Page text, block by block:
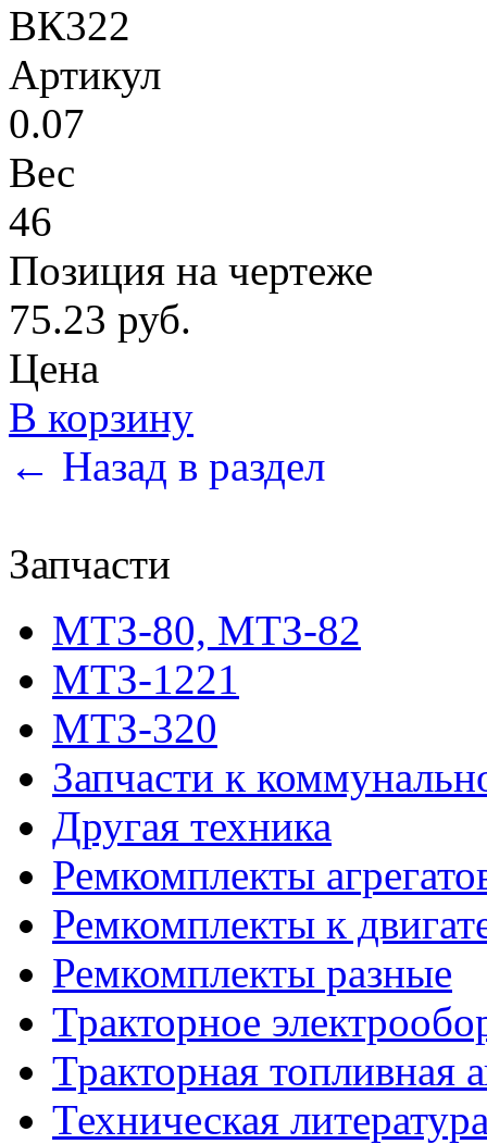
ВК322
Артикул
0.07
Вес
46
Позиция на чертеже
75.23 руб.
Цена
В корзину
← Назад в раздел
Запчасти
МТЗ-80, МТЗ-82
МТЗ-1221
МТЗ-320
Запчасти к
Другая техника
Ремкомплекты
Ремкомплекты к
Ремкомплекты разные
Тракторное
Тракторная топливная
Техническая